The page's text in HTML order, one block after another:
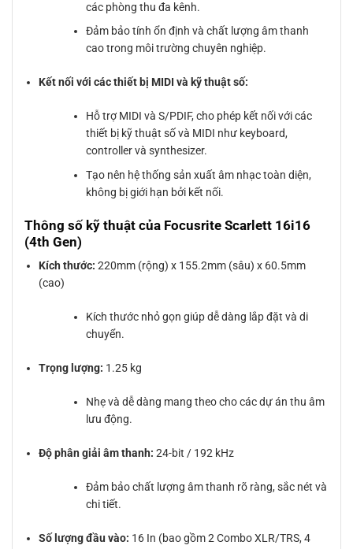
các phòng thu đa kênh.
Đảm bảo tính ổn định và chất lượng âm thanh
cao trong môi trường chuyên nghiệp.
Kết nối với các thiết bị MIDI và kỹ thuật số:
Hỗ trợ MIDI và S/PDIF, cho phép kết nối với các
thiết bị kỹ thuật số và MIDI như keyboard,
controller và synthesizer.
Tạo nên hệ thống sản xuất âm nhạc toàn diện,
không bị giới hạn bởi kết nối.
Thông số kỹ thuật của Focusrite Scarlett 16i16
(4th Gen)
Kích thước: 220mm (rộng) x 155.2mm (sâu) x 60.5mm
(cao)
Kích thước nhỏ gọn giúp dễ dàng lắp đặt và di
chuyển.
Trọng lượng: 1.25 kg
Nhẹ và dễ dàng mang theo cho các dự án thu âm
lưu động.
Độ phân giải âm thanh: 24-bit / 192 kHz
Đảm bảo chất lượng âm thanh rõ ràng, sắc nét và
chi tiết.
Số lượng đầu vào: 16 In (bao gồm 2 Combo XLR/TRS, 4